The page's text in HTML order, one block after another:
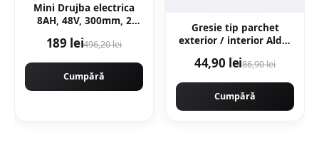
Mini Drujba electrica
8AH, 48V, 300mm, 2
ungere automata,
CMP1756
189 lei496,20 lei
Cumpără
Gresie tip parchet
exterior / interior Alder
portelanata
44,90 lei86,90 lei
Cumpără